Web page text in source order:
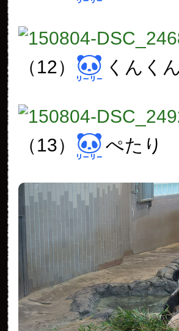
（12） くんくん
（13） ぺたり